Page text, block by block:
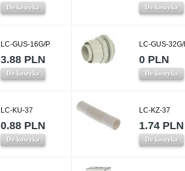
Do koszyka Do koszyka
LC-GUS-16G/P
3.88 PLN
Do koszyka
LC-GUS-
0 PLN
Do koszyka
LC-KU-37
0.88 PLN
Do koszyka
LC-KZ-37
1.74 PLN
Do koszyka